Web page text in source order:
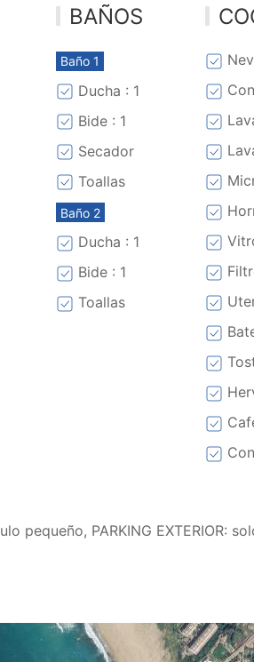
BAÑOS
Baño 1
Ducha : 1
Bide : 1
Secador
Toallas
Baño 2
Ducha : 1
Bide : 1
Toallas
pequeño, PARKING EXTERIOR: